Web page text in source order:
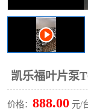
凯乐福叶片泵
价格： 888.00 元/